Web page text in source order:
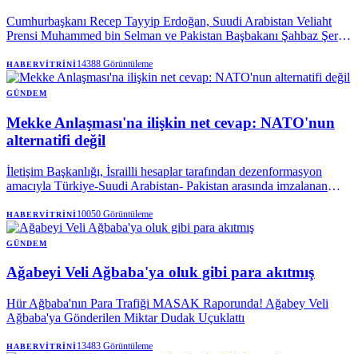
Cumhurbaşkanı Recep Tayyip Erdoğan, Suudi Arabistan Veliaht
Prensi Muhammed bin Selman ve Pakistan Başbakanı Şahbaz Şerif
HABERVITRINI14388 Görüntüleme
GÜNDEM
Mekke Anlaşması'na ilişkin net cevap: NATO'nun
alternatifi değil
İletişim Başkanlığı, İsrailli hesaplar tarafından dezenformasyon
amacıyla Türkiye-Suudi Arabistan- Pakistan arasında imzalanan
Anlaşması'nın NATO'nun 5. maddesi ile çeliştiği iddiaları
reddedilirken, söz konusu ittifakın NATO'ya bir alternatif olmadığı
vurgulandı.
HABERVITRINI10050 Görüntüleme
GÜNDEM
Ağabeyi Veli Ağbaba'ya oluk gibi para akıtmış
Hür Ağbaba'nın Para Trafiği MASAK Raporunda! Ağabey Veli
Ağbaba'ya Gönderilen Miktar Dudak Uçuklattı
HABERVITRINI13483 Görüntüleme